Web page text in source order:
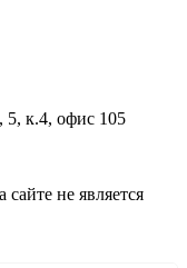
5, к.4, офис 105
не является